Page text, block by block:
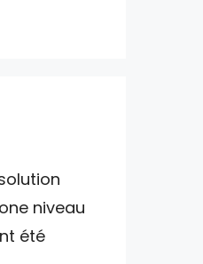
niveau
été